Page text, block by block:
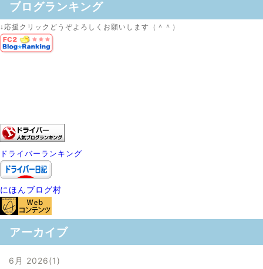
ブログランキング
↓応援クリックどうぞよろしくお願いします（＾＾）
ドライバーランキング
にほんブログ村
アーカイブ
6月 2026 1